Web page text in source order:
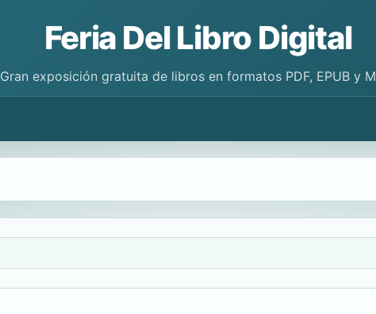
Feria Del Libro Digital
Gran exposición gratuita de libros en formatos PDF, EPUB y